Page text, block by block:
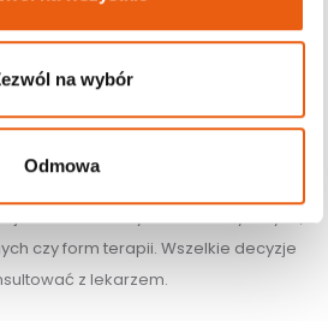
na wybór
Odmowa
CE.
zgodności UE.
w ofercie zdjęcia, opisy itp.
czy form terapii. Wszelkie decyzje
z lekarzem.